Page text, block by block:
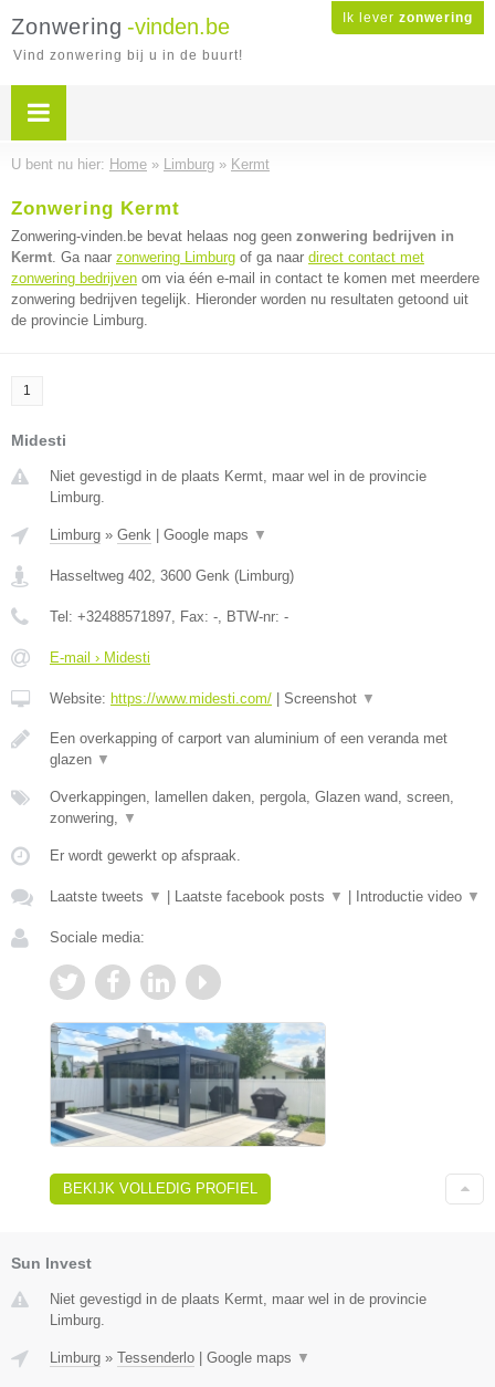
Ik lever zonwering
Zonwering -vinden.be
Vind zonwering bij u in de buurt!
U bent nu hier: Home » Limburg » Kermt
Zonwering Kermt
Zonwering-vinden.be bevat helaas nog geen zonwering bedrijven in
Kermt. Ga naar zonwering Limburg of ga naar direct contact met
zonwering bedrijven om via één e-mail in contact te komen met meerdere
zonwering bedrijven tegelijk. Hieronder worden nu resultaten getoond uit
de provincie Limburg.
1
Midesti
Niet gevestigd in de plaats Kermt, maar wel in de provincie
Limburg.
Limburg » Genk Google maps ▼
Hasseltweg 402, 3600 Genk (Limburg)
Tel: +32488571897, Fax: -, BTW-nr: -
E-mail › Midesti
Website: https://www.midesti.com/ Screenshot ▼
Een overkapping of carport van aluminium of een veranda met
glazen ▼
Overkappingen, lamellen daken, pergola, Glazen wand, screen,
zonwering, ▼
Er wordt gewerkt op afspraak.
Laatste tweets ▼ Laatste facebook posts ▼ Introductie video ▼
Sociale media:
BEKIJK VOLLEDIG PROFIEL
Sun Invest
Niet gevestigd in de plaats Kermt, maar wel in de provincie
Limburg.
Limburg » Tessenderlo Google maps ▼